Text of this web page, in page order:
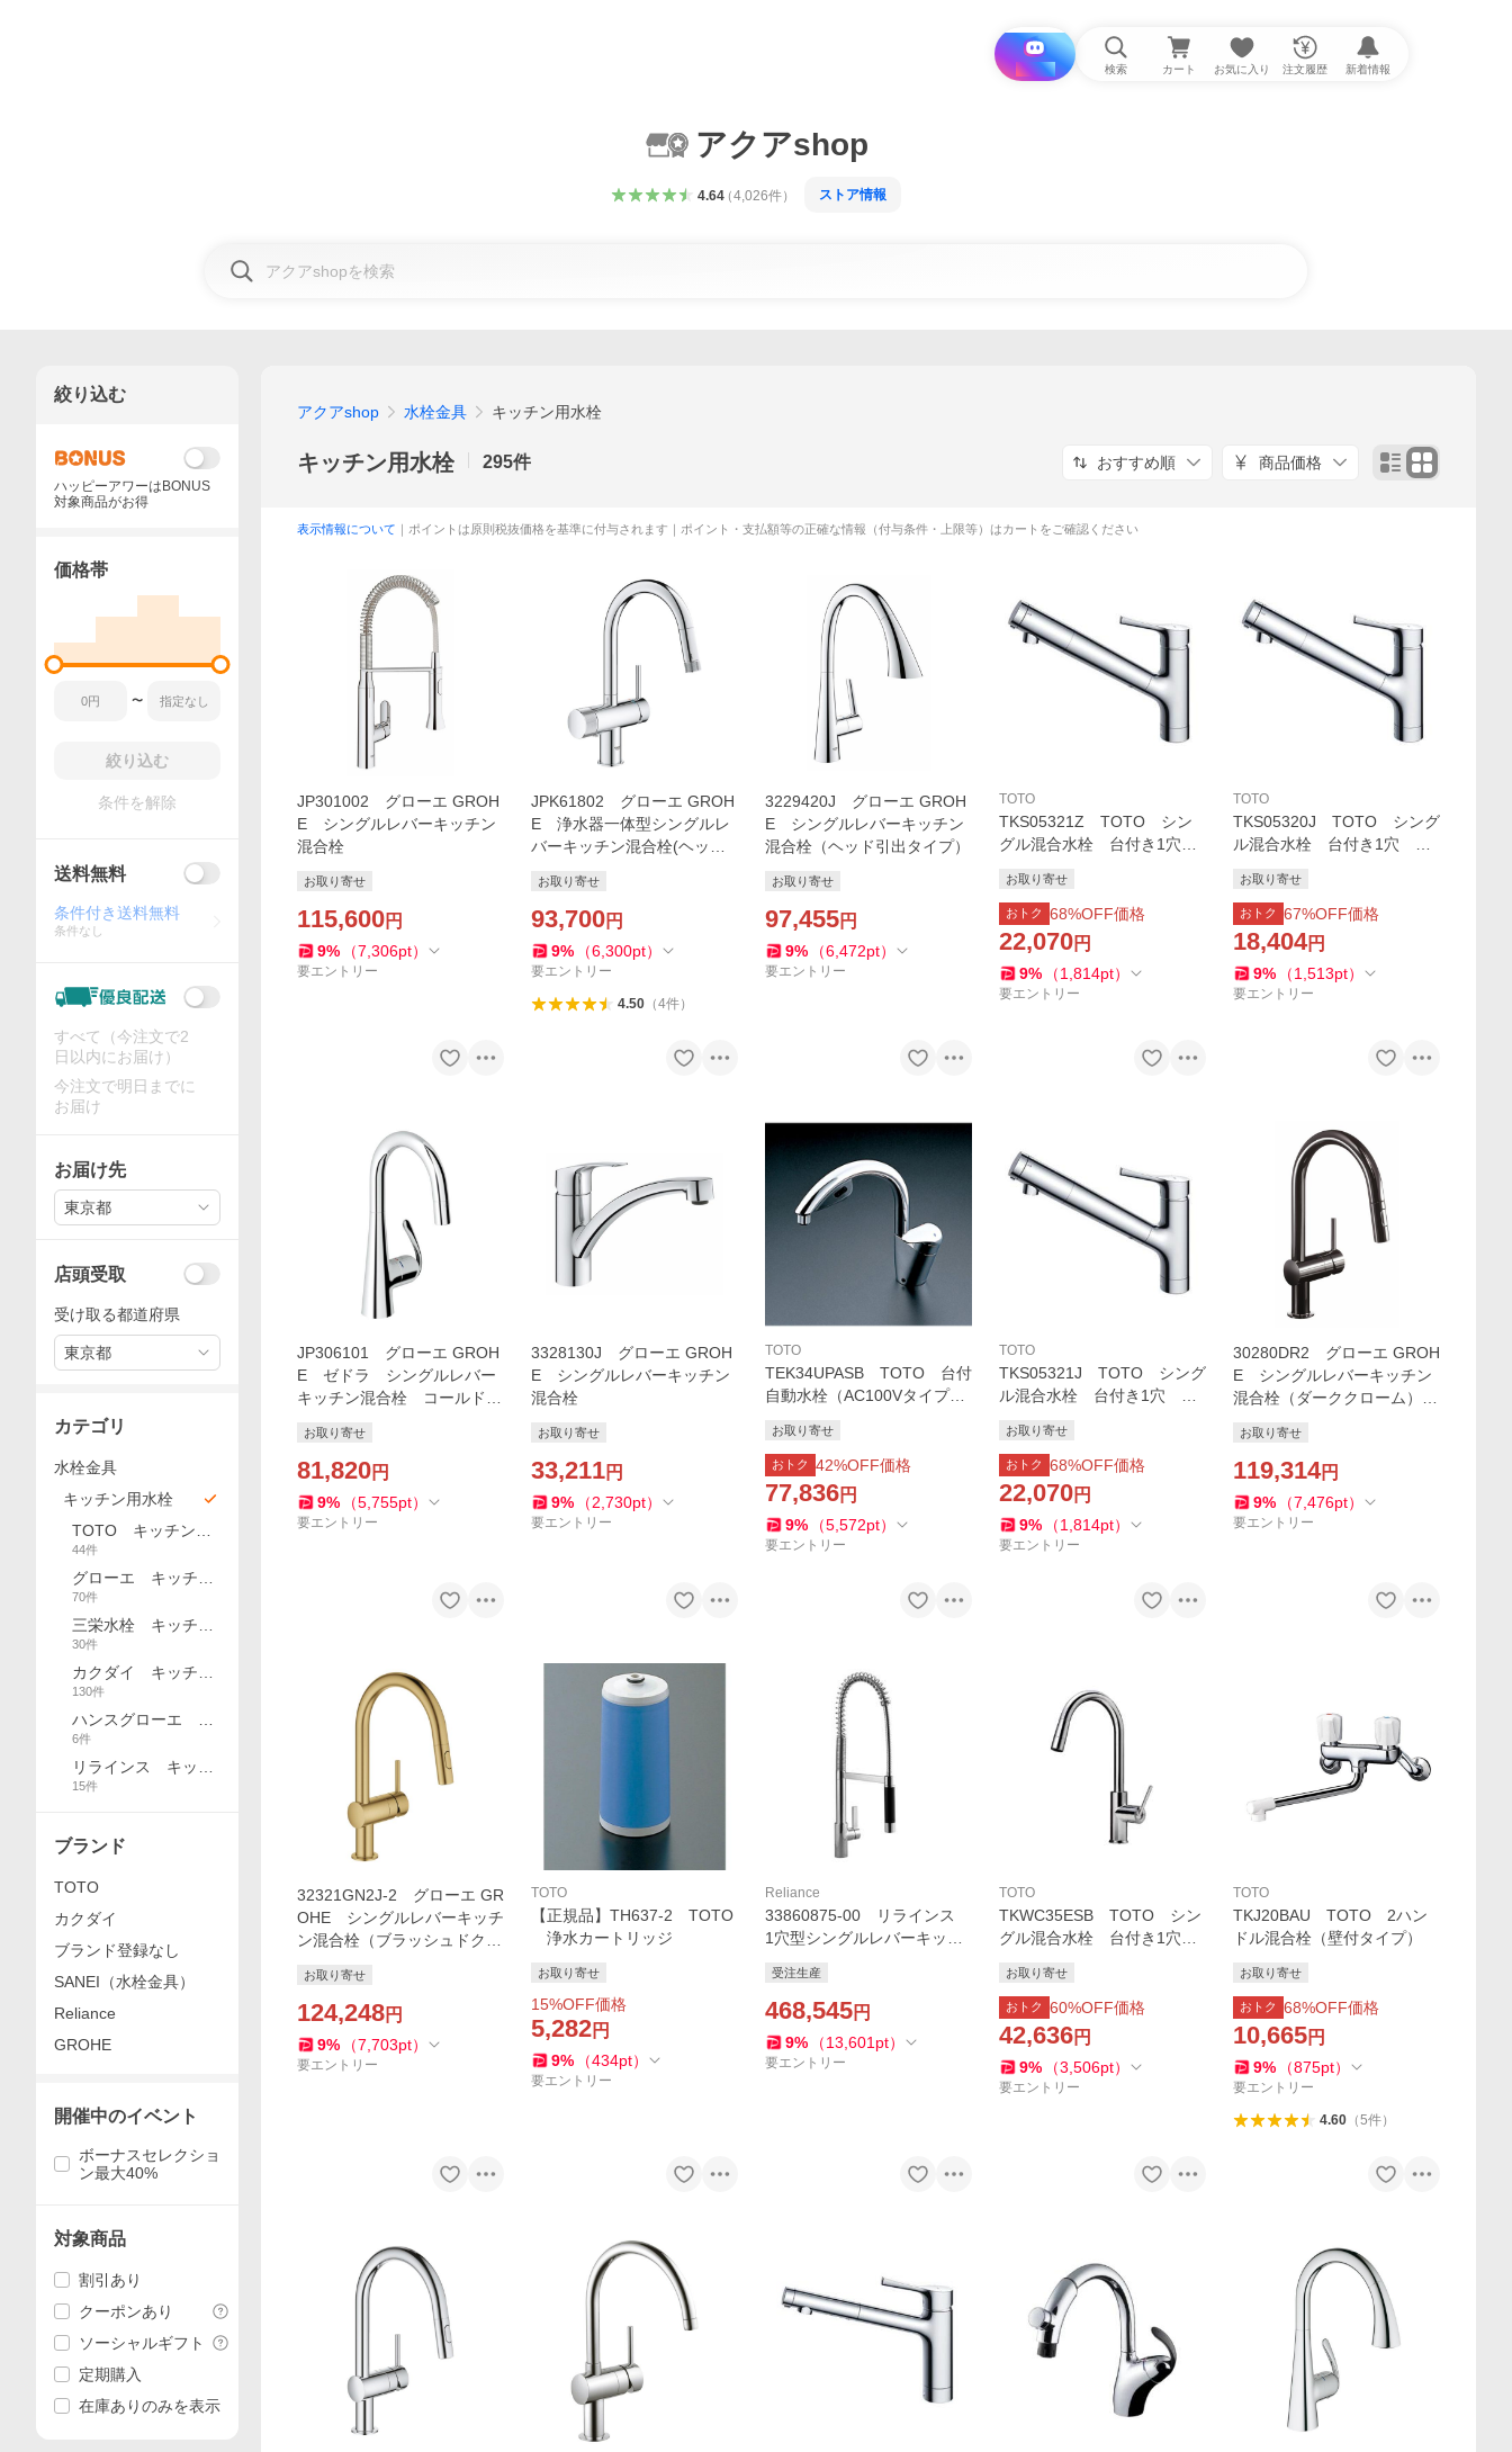
i と探す 検索 カート お気に入り 注文履歴 新着情報
アクアshop
4.64（4,026件） ストア情報
アクアshop 水栓金具 キッチン用水栓
キッチン用水栓 295件 おすすめ順 商品価格
表示情報について ｜ポイントは原則税抜価格を基準に付与されます｜ポイント・支払額等の正確な情報（付与条件・上限等）はカートをご確認ください
JP301002 グローエ GROH
E シングルレバーキッチン
混合栓
お取り寄せ
115,600円
9% （7,306pt）
要エントリー
JPK61802 グローエ GROH
E 浄水器一体型シングルレ
バーキッチン混合栓(ヘッド
お取り寄せ
93,700円
9% （6,300pt）
要エントリー
4.50（4件）
3229420J グローエ GROH
E シングルレバーキッチン
混合栓（ヘッド引出タイプ）
お取り寄せ
97,455円
9% （6,472pt）
要エントリー
TOTO
TKS05321Z TOTO シン
グル混合水栓 台付き1穴
シャワー・吐水切り替えタイ
プ） 寒冷地仕様【旧品番T
KS05308ZA】
お取り寄せ
おトク 68%OFF価格
22,070円
9% （1,814pt）
要エントリー
TOTO
TKS05320J TOTO シング
ル混合水栓 台付き1穴 浄
替えタイプ）【旧品番TKS05
307J】
お取り寄せ
おトク 67%OFF価格
18,404円
9% （1,513pt）
要エントリー
JP306101 グローエ GROH
E ゼドラ シングルレバー
キッチン混合栓 コールドス
プ)
お取り寄せ
81,820円
9% （5,755pt）
要エントリー
3328130J グローエ GROH
E シングルレバーキッチン
混合栓
お取り寄せ
33,211円
9% （2,730pt）
要エントリー
TOTO
TEK34UPASB TOTO 台付
自動水栓（AC100Vタイプ）
ックタイプ
お取り寄せ
おトク 42%OFF価格
77,836円
9% （5,572pt）
要エントリー
TOTO
TKS05321J TOTO シング
ル混合水栓 台付き1穴 浄
ャワータイプ・吐水切り替え
タイプ）【旧品番TKS05308
JA】
お取り寄せ
おトク 68%OFF価格
22,070円
9% （1,814pt）
要エントリー
30280DR2 グローエ GROH
E シングルレバーキッチン
混合栓（ダーククローム）
ド引出タイプ)（旧品番：JP3
06500）
お取り寄せ
119,314円
9% （7,476pt）
要エントリー
32321GN2J-2 グローエ GR
OHE シングルレバーキッチ
ン混合栓（ブラッシュドクー
タート仕様(ヘッド引出タイ
プ)
お取り寄せ
124,248円
9% （7,703pt）
要エントリー
TOTO
【正規品】TH637-2 TOTO
浄水カートリッジ
お取り寄せ
15%OFF価格
5,282円
9% （434pt）
要エントリー
Reliance
33860875-00 リラインス
1穴型シングルレバーキッチ
型） ドンブラハ タラウル
トラ *納期約2ヶ月
受注生産
468,545円
9% （13,601 pt）
要エントリー
TOTO
TKWC35ESB TOTO シン
グル混合水栓 台付き1穴
替えタイプ）
お取り寄せ
おトク 60%OFF価格
42,636円
9% （3,506pt）
要エントリー
TOTO
TKJ20BAU TOTO 2ハン
ドル混合栓（壁付タイプ）
お取り寄せ
おトク 68%OFF価格
10,665円
9% （875pt）
要エントリー
4.60（5件）
絞り込む
ハッピーアワーはBONUS
対象商品がお得
価格帯
〜
絞り込む
条件を解除
送料無料
条件付き送料無料
条件なし
すべて（今注文で2
日以内にお届け）
今注文で明日までに
お届け
お届け先
東京都
店頭受取
受け取る都道府県
東京都
カテゴリ
水栓金具
キッチン用水栓
TOTO キッチン水
栓
44件
グローエ キッチン
水栓
70件
三栄水栓 キッチン
水栓
30件
カクダイ キッチン
水栓
130件
ハンスグローエ キ
ッチン水栓
6件
リラインス キッチ
ン水栓
15件
ブランド
TOTO
カクダイ
ブランド登録なし
SANEI（水栓金具）
Reliance
GROHE
開催中のイベント
ボーナスセレクショ
ン最大40%
対象商品
割引あり
クーポンあり
ソーシャルギフト
定期購入
在庫ありのみを表示